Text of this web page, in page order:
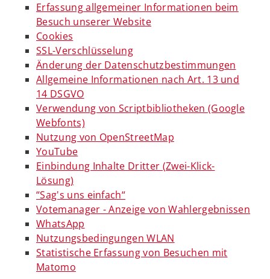
Erfassung allgemeiner Informationen beim
Besuch unserer Website
Cookies
SSL-Verschlüsselung
Änderung der Datenschutzbestimmungen
Allgemeine Informationen nach Art. 13 und
14 DSGVO
Verwendung von Scriptbibliotheken (Google
Webfonts)
Nutzung von OpenStreetMap
YouTube
Einbindung Inhalte Dritter (Zwei-Klick-
Lösung)
“Sag's uns einfach“
Votemanager - Anzeige von Wahlergebnissen
WhatsApp
Nutzungsbedingungen WLAN
Statistische Erfassung von Besuchen mit
Matomo